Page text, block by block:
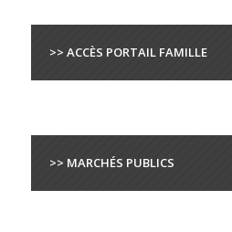
>> ACCÈS PORTAIL FAMILLE
>> MARCHÉS PUBLICS